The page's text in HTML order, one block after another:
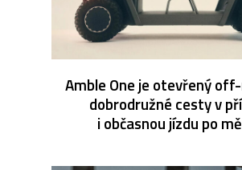
Amble One je otevřený
dobrodružné cesty v
i občasnou jízdu po